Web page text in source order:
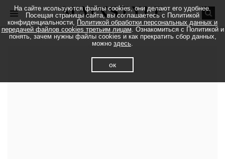
На сайте исользуются файлы cookies, они делают его удобнее.
Посещая страницы сайта, вы соглашаетесь с Политикой
конфиденциальности, Политикой обработки персональных данных и
передачей файлов cookies третьим лицам. Ознакомиться с Политикой и
понять, зачем нужны файлы cookies и как прекратить сбор данных,
можно здесь.
ок